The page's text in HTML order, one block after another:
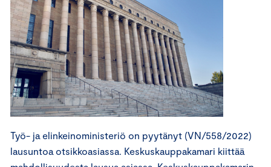
Työ- ja elinkeinoministeriö on pyytänyt (VN/558/2022)
lausuntoa otsikkoasiassa. Keskuskauppakamari kiittää